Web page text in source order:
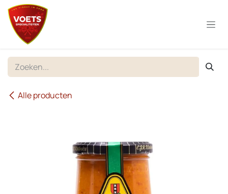
Overslaan naar inhoud
Alle producten